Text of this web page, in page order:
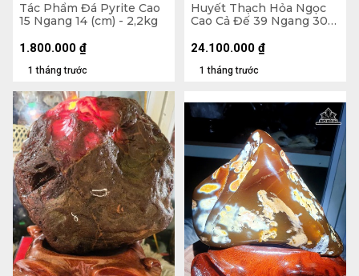
Tác Phẩm Đá Pyrite Cao
15 Ngang 14 (cm) - 2,2kg
1 tháng trước
1.800.000 ₫
Huyết Thạch Hỏa Ngọc
Cao Cả Đế 39 Ngang 30
17,5kg
1 tháng trước
24.100.000 ₫